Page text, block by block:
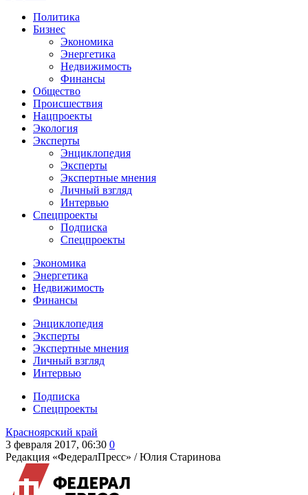
Политика
Бизнес
Экономика
Энергетика
Недвижимость
Финансы
Общество
Происшествия
Нацпроекты
Экология
Эксперты
Энциклопедия
Эксперты
Экспертные мнения
Личный взгляд
Интервью
Спецпроекты
Подписка
Спецпроекты
Экономика
Энергетика
Недвижимость
Финансы
Энциклопедия
Эксперты
Экспертные мнения
Личный взгляд
Интервью
Подписка
Спецпроекты
Красноярский край
3 февраля 2017, 06:30 0
Редакция «ФедералПресс» /Юлия Старинова